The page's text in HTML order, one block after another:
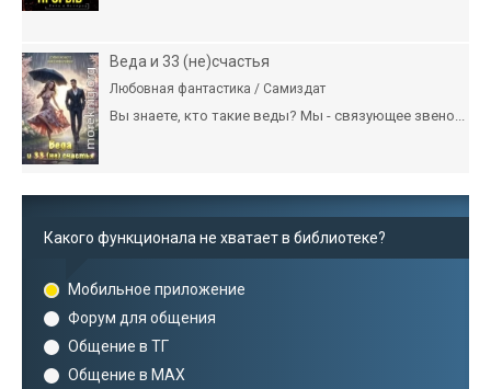
Веда и 33 (не)счастья
Любовная фантастика / Самиздат
Вы знаете, кто такие веды? Мы - связующее звено...
Какого функционала не хватает в библиотеке?
Мобильное приложение
Форум для общения
Общение в ТГ
Общение в MAX